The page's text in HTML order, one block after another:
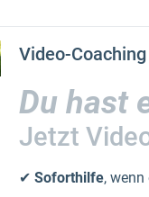
Video-
Du hast
Jetzt
✔ Soforthilfe,